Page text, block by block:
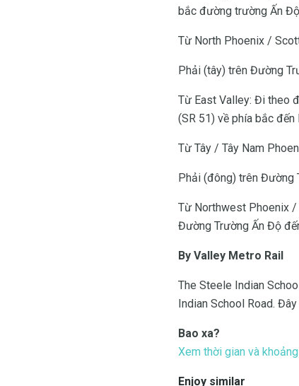
bắc đường trường Ấn
Từ North Phoenix /
Phải (tây) trên Đường
Từ East Valley: Đi theo
(SR 51) về phía bắc
Từ Tây / Tây Nam
Phải (đông) trên Đường
Từ Northwest Phoenix /
Đường Trường Ấn Độ
By Valley Metro Rail
The Steele Indian
Indian School Road.
Bao xa?
Xem thời gian và
Enjoy similar